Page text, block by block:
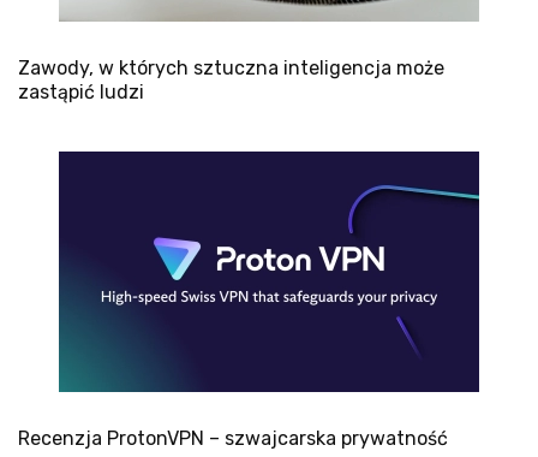
Zawody, w których sztuczna inteligencja może
zastąpić ludzi
Recenzja ProtonVPN – szwajcarska prywatność